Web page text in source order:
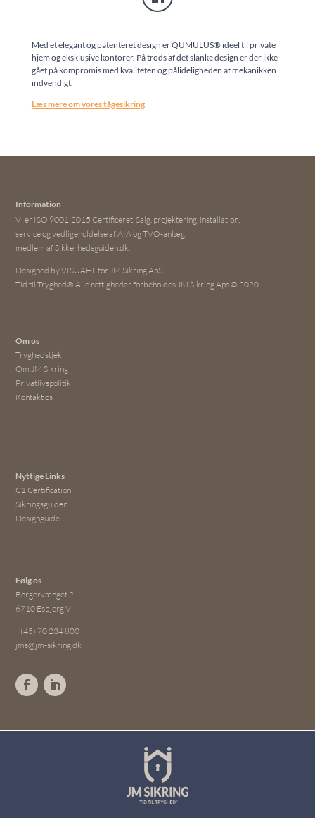
Med et elegant og patenteret design er QUMULUS® ideel til private
hjem og eksklusive kontorer. På trods af det slanke design er der ikke
gået på kompromis med kvaliteten og pålideligheden af mekanikken
indvendigt.
Læs mere om vores tågesikring
Information
Vi er ISO 9001:2015 Certificeret, Salg, projektering, installation,
service og vedligeholdelse af AIA og TVO-anlæg.
medlem af Sikkerhedsguiden.dk.
Designed by VISUAHL for JM Sikring ApS.
Tid til Tryghed® Alle rettigheder forbeholdes JM Sikring Aps © 2020
Om os
Tryghedstjek
Om JM Sikring
Privatlivspolitik
Kontakt os
Nyttige Links
C1 Certification
Sikringsguiden
Designguide
Følg os
Borgervænget 2
6710 Esbjerg V
+(45) 70 234 800
jms@jm-sikring.dk